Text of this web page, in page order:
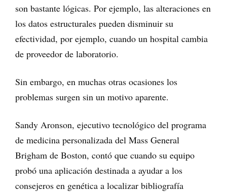
son bastante lógicas. Por ejemplo, las alteraciones en
los datos estructurales pueden disminuir su
efectividad, por ejemplo, cuando un hospital cambia
de proveedor de laboratorio.
Sin embargo, en muchas otras ocasiones los
problemas surgen sin un motivo aparente.
Sandy Aronson, ejecutivo tecnológico del programa
de medicina personalizada del Mass General
Brigham de Boston, contó que cuando su equipo
probó una aplicación destinada a ayudar a los
consejeros en genética a localizar bibliografía